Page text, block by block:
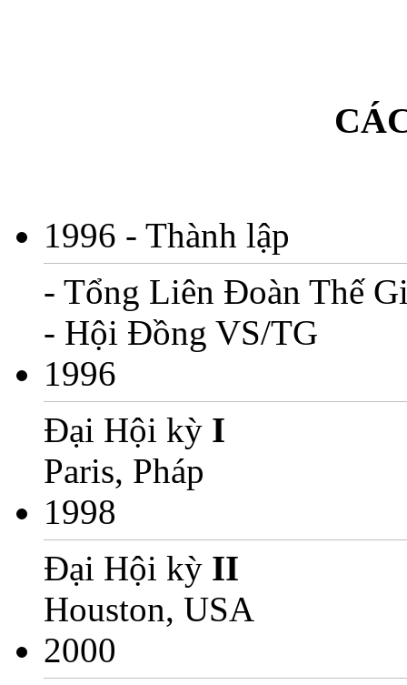
1996 - Thành lập
- Tổng Liên Đoàn Thế
- Hội Đồng VS/TG
1996
Đại Hội kỳ I
Paris, Pháp
1998
Đại Hội kỳ II
Houston, USA
2000